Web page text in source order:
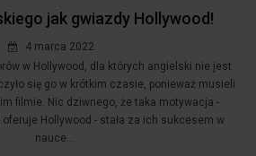
jak gwiazdy Hollywood!
4 marca 2022
w Hollywood, dla których angielski nie jest
się go w krótkim czasie, ponieważ musieli
filmie. Nic dziwnego, że taka motywacja -
oferuje Hollywood - stała za ich sukcesem w
nauce...